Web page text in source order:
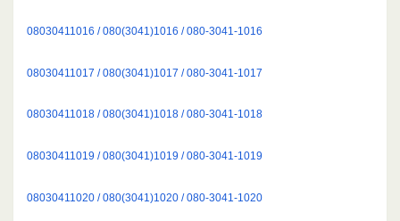
08030411016 / 080(3041)1016 / 080-3041-1016
08030411017 / 080(3041)1017 / 080-3041-1017
08030411018 / 080(3041)1018 / 080-3041-1018
08030411019 / 080(3041)1019 / 080-3041-1019
08030411020 / 080(3041)1020 / 080-3041-1020